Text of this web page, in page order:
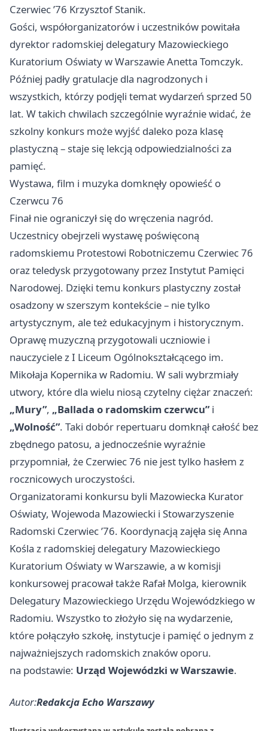
Czerwiec ’76 Krzysztof Stanik.
Gości, współorganizatorów i uczestników powitała
dyrektor radomskiej delegatury Mazowieckiego
Kuratorium Oświaty w Warszawie Anetta Tomczyk.
Później padły gratulacje dla nagrodzonych i
wszystkich, którzy podjęli temat wydarzeń sprzed 50
lat. W takich chwilach szczególnie wyraźnie widać, że
szkolny konkurs może wyjść daleko poza klasę
plastyczną – staje się lekcją odpowiedzialności za
pamięć.
Wystawa, film i muzyka domknęły opowieść o
Czerwcu 76
Finał nie ograniczył się do wręczenia nagród.
Uczestnicy obejrzeli wystawę poświęconą
radomskiemu Protestowi Robotniczemu Czerwiec 76
oraz teledysk przygotowany przez Instytut Pamięci
Narodowej. Dzięki temu konkurs plastyczny został
osadzony w szerszym kontekście – nie tylko
artystycznym, ale też edukacyjnym i historycznym.
Oprawę muzyczną przygotowali uczniowie i
nauczyciele z I Liceum Ogólnokształcącego im.
Mikołaja Kopernika w Radomiu. W sali wybrzmiały
utwory, które dla wielu niosą czytelny ciężar znaczeń:
„Mury”, „Ballada o radomskim czerwcu”i
„Wolność”. Taki dobór repertuaru domknął całość bez
zbędnego patosu, a jednocześnie wyraźnie
przypomniał, że Czerwiec 76 nie jest tylko hasłem z
rocznicowych uroczystości.
Organizatorami konkursu byli Mazowiecka Kurator
Oświaty, Wojewoda Mazowiecki i Stowarzyszenie
Radomski Czerwiec ’76. Koordynacją zajęła się Anna
Kośla z radomskiej delegatury Mazowieckiego
Kuratorium Oświaty w Warszawie, a w komisji
konkursowej pracował także Rafał Molga, kierownik
Delegatury Mazowieckiego Urzędu Wojewódzkiego w
Radomiu. Wszystko to złożyło się na wydarzenie,
które połączyło szkołę, instytucje i pamięć o jednym z
najważniejszych radomskich znaków oporu.
na podstawie: Urząd Wojewódzki w Warszawie.
Autor:Redakcja Echo Warszawy